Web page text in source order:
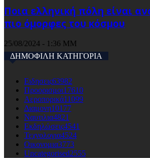
Ποια ελληνική πόλη είναι
πιο όμορφες του κόσμου
25/08/2024 - 1:36 ΜΜ
ΔΗΜΟΦΙΛΗ ΚΑΤΗΓΟΡΙΑ
Ειδησεις63982
Προορισμοι17610
Αεροπορικά11099
Διαμονη10177
Ναυτιλια4821
Εκδηλώσεις4541
Τεχνολογια4524
Οικονομια3773
Uncategorised2555